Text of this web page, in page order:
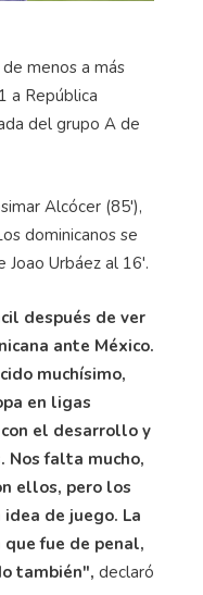
menos a más
a República
del grupo A de
Alcócer (85'),
dominicanos se
Urbáez al 16'.
después de ver
ante México.
muchísimo,
en ligas
el desarrollo y
Nos falta mucho,
ellos, pero los
de juego. La
fue de penal,
también", declaró